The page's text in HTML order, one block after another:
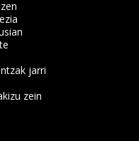
jarri
zein